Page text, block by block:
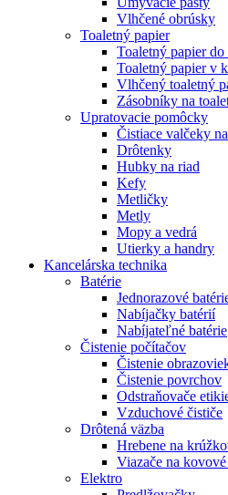
Vlhčené obrúsky
Toaletný papier
Toaletný papier
Toaletný papier v
Vlhčený toaletný
Zásobníky na
Upratovacie pomôcky
Čistiace valčeky
Drôtenky
Hubky na riad
Kefy
Metličky
Metly
Mopy a vedrá
Utierky a handry
Kancelárska technika
Batérie
Jednorazové
Nabíjačky batérií
Nabíjateľné batérie
Čistenie počítačov
Čistenie
Čistenie povrchov
Odstraňovače
Vzduchové čističe
Drôtená väzba
Hrebene na
Viazače na
Elektro